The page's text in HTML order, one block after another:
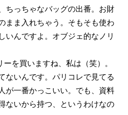
ちっちゃなバッグの出番。お財
まま入れちゃう。そもそも使わ
いんですよ。オブジェ的なノリ
を買いますね、私は（笑）。
ないんです。パリコレで見てる
が一番かっこいい。でも、資料
ないから持つ、というわけなの